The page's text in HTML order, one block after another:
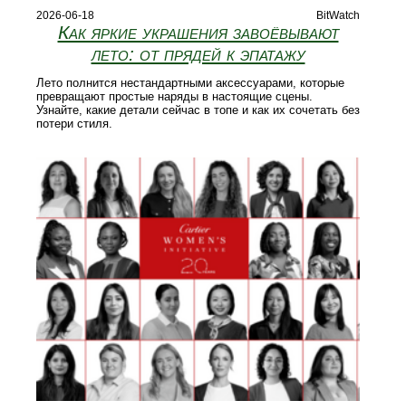
2026-06-18 BitWatch
Как яркие украшения завоёвывают
лето: от прядей к эпатажу
Лето полнится нестандартными аксессуарами, которые
превращают простые наряды в настоящие сцены.
Узнайте, какие детали сейчас в топе и как их сочетать без
потери стиля.